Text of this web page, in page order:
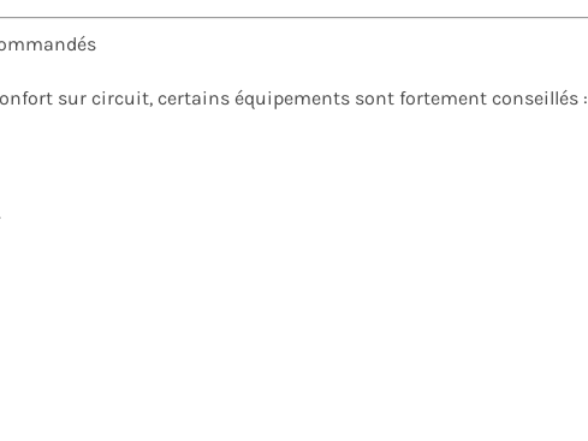
sur circuit, certains équipements sont fortement conseillés :